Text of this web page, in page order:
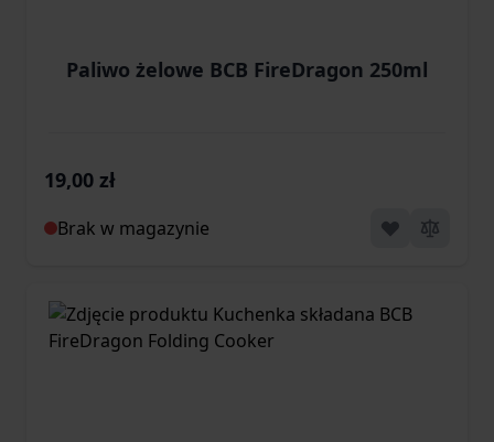
Paliwo żelowe BCB FireDragon 250ml
19,00 zł
Brak w magazynie